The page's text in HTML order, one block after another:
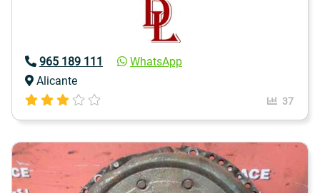
965 189 111
WhatsApp
Alicante
37